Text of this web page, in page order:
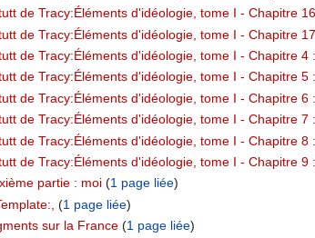
de Tracy:Éléments d'idéologie, tome I - Chapitre
de Tracy:Éléments d'idéologie, tome I - Chapitre
de Tracy:Éléments d'idéologie, tome I - Chapitre
de Tracy:Éléments d'idéologie, tome I - Chapitre
de Tracy:Éléments d'idéologie, tome I - Chapitre
de Tracy:Éléments d'idéologie, tome I - Chapitre 7
de Tracy:Éléments d'idéologie, tome I - Chapitre
de Tracy:Éléments d'idéologie, tome I - Chapitre
partie : moi‏‎ (1 page liée)
‏‎ (1 page liée)
sur la France‏‎ (1 page liée)